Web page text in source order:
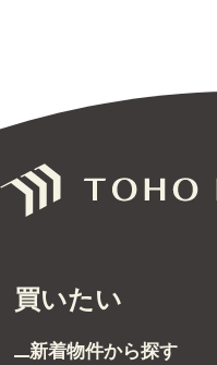
買いたい
新着物件から探す
TOHO HOUSE CLUB
東宝ハウス大田東京に
スタッフ一覧